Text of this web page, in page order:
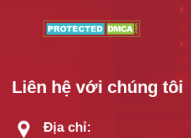
Liên hệ với chúng tôi
Địa chỉ: